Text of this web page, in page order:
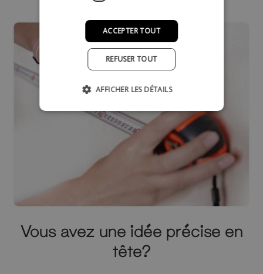
Vous avez une idée précise en
tête?
ACCEPTER TOUT
REFUSER TOUT
AFFICHER LES DÉTAILS